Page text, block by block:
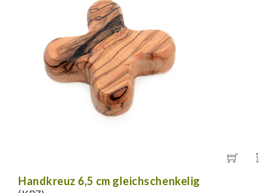
Handkreuz 6,5 cm gleichschenkelig